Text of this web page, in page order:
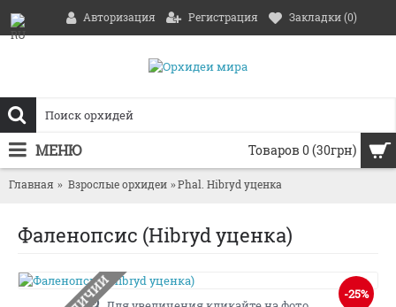
Авторизация Регистрация Закладки (0)
Товаров 0 (30грн)
МЕНЮ
Главная Взрослые орхидеи Phal. Hibryd уценка
Фаленопсис (Hibryd уценка)
-25%